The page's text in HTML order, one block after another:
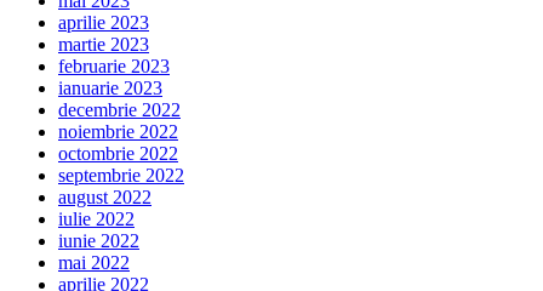
aprilie 2023
martie 2023
februarie 2023
ianuarie 2023
decembrie 2022
noiembrie 2022
octombrie 2022
septembrie 2022
august 2022
iulie 2022
iunie 2022
mai 2022
aprilie 2022